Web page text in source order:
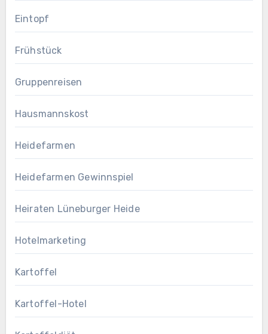
Eintopf
Frühstück
Gruppenreisen
Hausmannskost
Heidefarmen
Heidefarmen Gewinnspiel
Heiraten Lüneburger Heide
Hotelmarketing
Kartoffel
Kartoffel-Hotel